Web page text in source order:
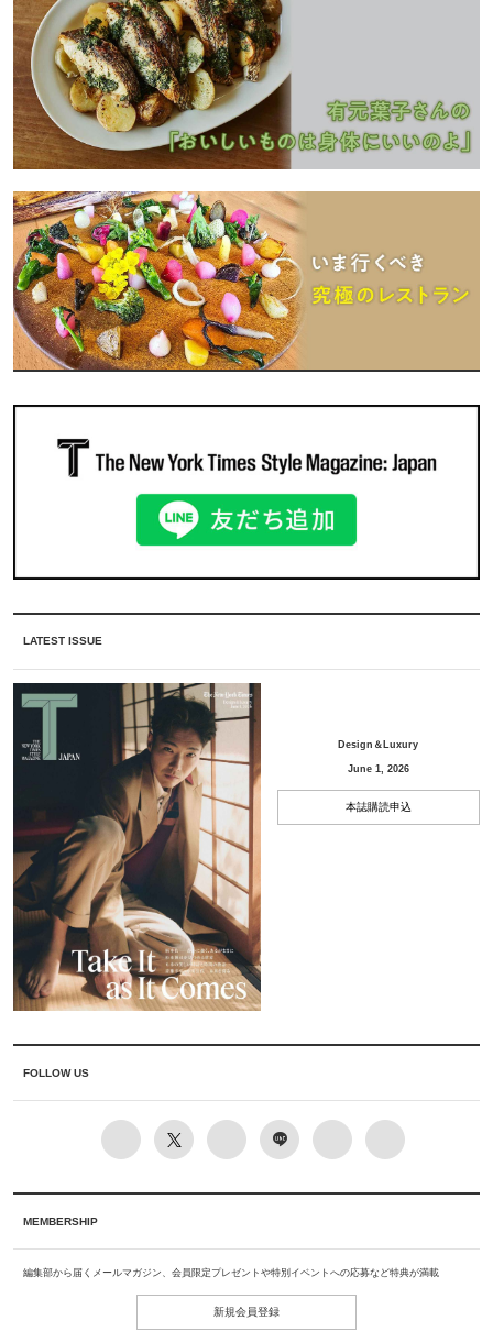
LATEST ISSUE
Design＆Luxury
June 1, 2026
本誌購読申込
FOLLOW US
MEMBERSHIP
編集部から届くメールマガジン、会員限定プレゼントや特別イベントへの応募など特典が満載
新規会員登録